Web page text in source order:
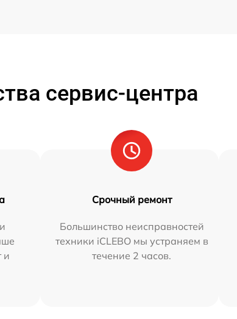
сервис-центра
и
Срочный ремонт
Большинство неисправностей
техники iCLEBO мы устраняем в
течение 2 часов.